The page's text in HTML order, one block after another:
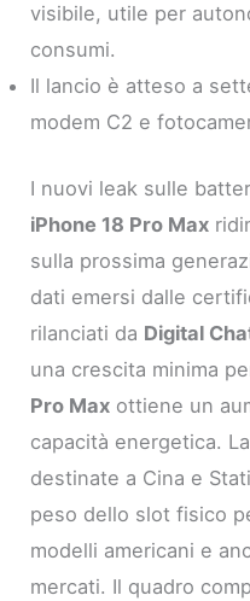
visibile, utile per
consumi.
Il lancio è atteso a
modem C2 e
I nuovi leak sulle
iPhone 18 Pro Max
sulla prossima
dati emersi dalle
rilanciati da Digital
una crescita minima
Pro Max ottiene un
capacità energetica.
destinate a Cina e
peso dello slot fisico
modelli americani e
mercati. Il quadro